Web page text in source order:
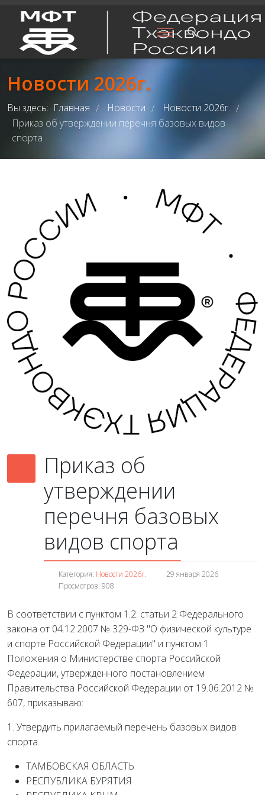
Новости 2026г.
Вы здесь: Главная / Новости / Новости 2026г. /
Приказ об утверждении перечня базовых видов
спорта
Приказ об
утверждении
перечня базовых
видов спорта
Категория: Новости 2026г.
29 января 2026
Просмотров: 908
В соответствии с пунктом 1.2. статьи 2 Федерального
закона от 04.12.2007 № 329-ФЗ "О физической культуре
и спорте Российской Федерации" и пунктом 1
Положения о Министерстве спорта Российской
Федерации, утвержденного постановлением
Правительства Российской Федерации от 19.06.2012 №
607, приказываю:
1. Утвердить прилагаемый перечень базовых видов
спорта.
ТАМБОВСКАЯ ОБЛАСТЬ
РЕСПУБЛИКА БУРЯТИЯ